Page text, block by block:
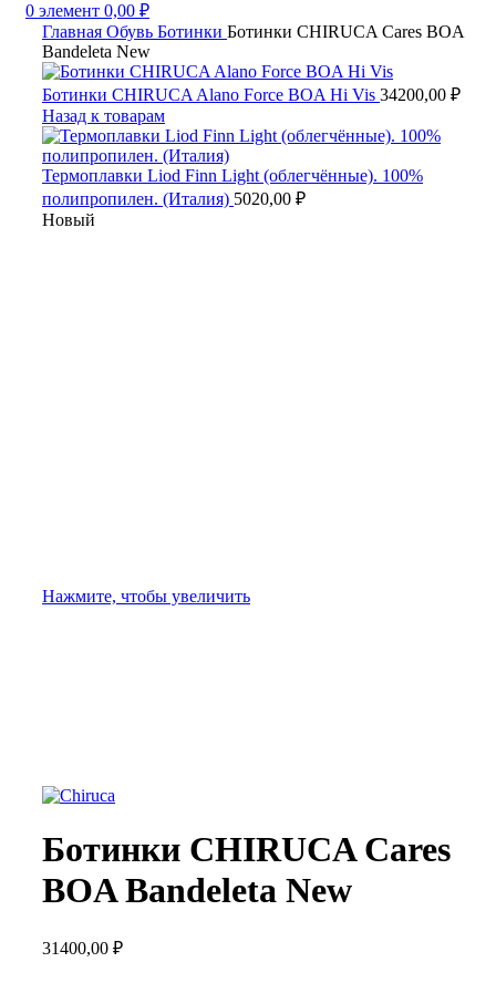
0 элемент 0,00 ₽
Главная Обувь Ботинки Ботинки CHIRUCA Cares BOA
Bandeleta New
Ботинки CHIRUCA Alano Force BOA Hi Vis 34200,00 ₽
Назад к товарам
Термоплавки Liod Finn Light (облегчённые). 100%
полипропилен. (Италия) 5020,00 ₽
Новый
Нажмите, чтобы увеличить
Ботинки CHIRUCA Cares
BOA Bandeleta New
31400,00 ₽